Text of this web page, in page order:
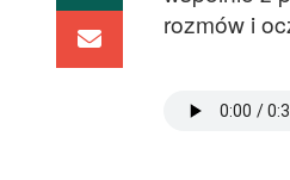
rozmów i